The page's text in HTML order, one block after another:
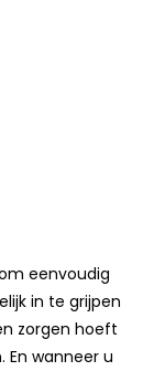
eenvoudig
in te grijpen
zorgen hoeft
wanneer u